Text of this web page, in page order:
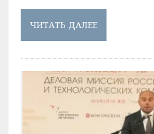
ЧИТАТЬ ДАЛЕЕ